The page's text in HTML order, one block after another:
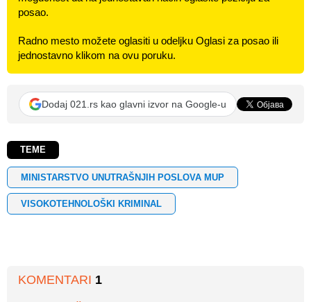
posao.
Radno mesto možete oglasiti u odeljku Oglasi za posao ili
jednostavno klikom na ovu poruku.
Dodaj 021.rs kao glavni izvor na Google-u
TEME
MINISTARSTVO UNUTRAŠNJIH POSLOVA MUP
VISOKOTEHNOLOŠKI KRIMINAL
KOMENTARI 1